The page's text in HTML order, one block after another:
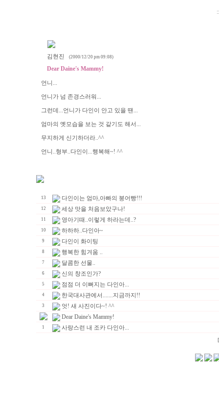
김현진 (2000/12/20 pm 09:08)
Dear Daine's Mammy!
언니...
언니가 넘 존경스러워...
그런데...언니가 다인이 안고 있을 땐...
엄마의 옛모습을 보는 것 같기도 해서...
무지하게 신기하더라..^^
언니..형부..다인이...행복해~! ^^
13 다인이는 엄마,아빠의 붕어빵!!!
12 세상 맛을 처음보았구나!
11 영아기때..이렇게 하라는데..?
10 하하하..다인아~
9 다인이 화이팅
8 행복한 힘겨움 ..
7 달콤한 선물..
6 신의 창조인가?
5 점점 더 이뻐지는 다인아...
4 한국대사관에서.......지금까지!!
3
엇! 새 사진이다~! ^^
Dear Daine's Mammy!
1 사랑스런 내 조카 다인아...